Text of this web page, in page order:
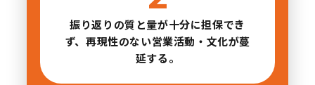
振り返りの質と量が十分に担保でき
ず、再現性のない営業活動・文化が蔓
延する。